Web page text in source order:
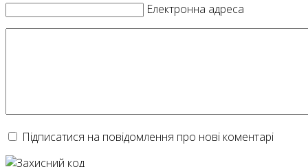
Електронна адреса
Підписатися на повідомлення про нові коментарі